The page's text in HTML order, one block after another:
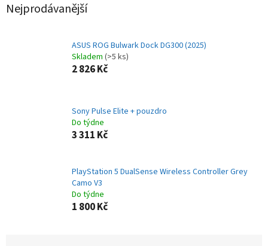
Nejprodávanější
ASUS ROG Bulwark Dock DG300 (2025)
Skladem (>5 ks)
2 826 Kč
Sony Pulse Elite + pouzdro
Do týdne
3 311 Kč
PlayStation 5 DualSense Wireless Controller Grey
Camo V3
Do týdne
1 800 Kč